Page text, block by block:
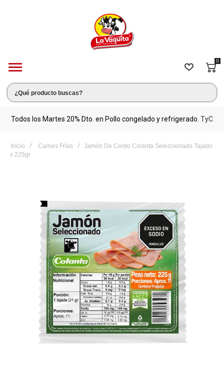
0
Todos los Martes 20% Dto. en Pollo congelado y refrigerado. TyC
Inicio Carnes Frías
Jamón De Cerdo Colanta Seleccionado Tajado
x 225gr